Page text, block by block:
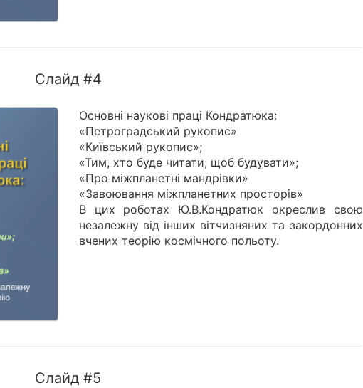
Слайд #4
Основні наукові праці Кондратюка:
«Петроградський рукопис»
«Київський рукопис»;
«Тим, хто буде читати, щоб будувати»;
«Про міжпланетні мандрівки»
«Завоювання міжпланетних просторів»
В цих роботах Ю.В.Кондратюк окреслив свою
незалежну від інших вітчизняних та закордонних
вчених теорію космічного польоту.
Слайд #5